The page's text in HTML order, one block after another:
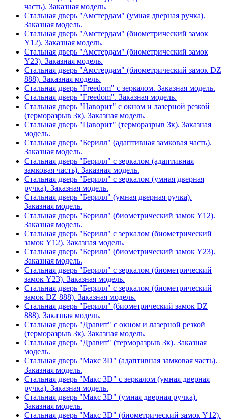
часть). Заказная модель.
Стальная дверь "Амстердам" (умная дверная ручка).
Заказная модель.
Стальная дверь "Амстердам" (биометрический замок
Y12). Заказная модель.
Стальная дверь "Амстердам" (биометрический замок
Y23). Заказная модель.
Стальная дверь "Амстердам" (биометрический замок DZ
888). Заказная модель.
Стальная дверь "Freedom" с зеркалом. Заказная модель.
Стальная дверь "Freedom". Заказная модель.
Стальная дверь "Цаворит" с окном и лазерной резкой
(терморазрыв 3к). Заказная модель.
Стальная дверь "Цаворит" (терморазрыв 3к). Заказная
модель.
Стальная дверь "Берилл" (адаптивная замковая часть).
Заказная модель.
Стальная дверь "Берилл" с зеркалом (адаптивная
замковая часть). Заказная модель.
Стальная дверь "Берилл" с зеркалом (умная дверная
ручка). Заказная модель.
Стальная дверь "Берилл" (умная дверная ручка).
Заказная модель.
Стальная дверь "Берилл" (биометрический замок Y12).
Заказная модель.
Стальная дверь "Берилл" с зеркалом (биометрический
замок Y12). Заказная модель.
Стальная дверь "Берилл" (биометрический замок Y23).
Заказная модель.
Стальная дверь "Берилл" с зеркалом (биометрический
замок Y23). Заказная модель.
Стальная дверь "Берилл" с зеркалом (биометрический
замок DZ 888). Заказная модель.
Стальная дверь "Берилл" (биометрический замок DZ
888). Заказная модель.
Стальная дверь "Дравит" с окном и лазерной резкой
(терморазрыв 3к). Заказная модель.
Стальная дверь "Дравит" (терморазрыв 3к). Заказная
модель.
Стальная дверь "Макс 3D" (адаптивная замковая часть).
Заказная модель.
Стальная дверь "Макс 3D" с зеркалом (умная дверная
ручка). Заказная модель.
Стальная дверь "Макс 3D" (умная дверная ручка).
Заказная модель.
Стальная дверь "Макс 3D" (биометрический замок Y12).